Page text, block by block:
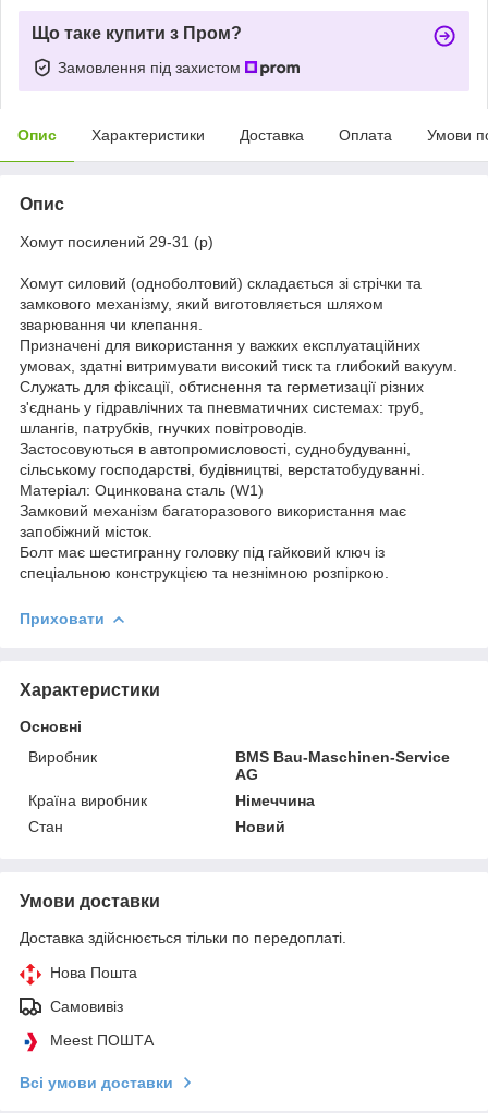
Що таке купити з Пром?
Замовлення під захистом
Опис Характеристики Доставка Оплата Умови
Опис
Хомут посилений 29-31 (р)
Хомут силовий (одноболтовий) складається зі стрічки та
замкового механізму, який виготовляється шляхом
зварювання чи клепання.
Призначені для використання у важких експлуатаційних
умовах, здатні витримувати високий тиск та глибокий вакуум.
Служать для фіксації, обтиснення та герметизації різних
з'єднань у гідравлічних та пневматичних системах: труб,
шлангів, патрубків, гнучких повітроводів.
Застосовуються в автопромисловості, суднобудуванні,
сільському господарстві, будівництві, верстатобудуванні.
Матеріал: Оцинкована сталь (W1)
Замковий механізм багаторазового використання має
запобіжний місток.
Болт має шестигранну головку під гайковий ключ із
спеціальною конструкцією та незнімною розпіркою.
Приховати
Характеристики
Основні
Виробник
BMS Bau-Maschinen-Service
AG
Країна виробник
Німеччина
Стан
Новий
Умови доставки
Доставка здійснюється тільки по передоплаті.
Нова Пошта
Самовивіз
Meest ПОШТА
Всі умови доставки